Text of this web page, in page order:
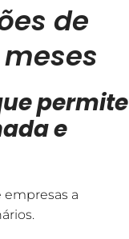
de
permite
e
a